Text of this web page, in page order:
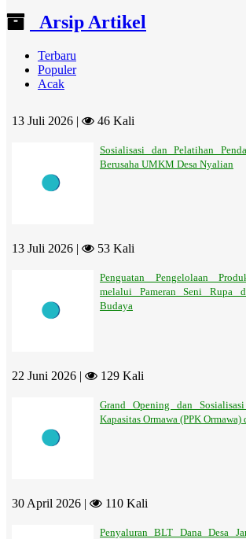
Arsip Artikel
Terbaru
Populer
Acak
13 Juli 2026 | 46 Kali
Sosialisasi dan Pelatihan
Berusaha UMKM Desa Nyalian
13 Juli 2026 | 53 Kali
Penguatan Pengelolaan
melalui Pameran Seni Rupa
Budaya
22 Juni 2026 | 129 Kali
Grand Opening dan
Kapasitas Ormawa (PPK
30 April 2026 | 110 Kali
Penyaluran BLT Dana Desa